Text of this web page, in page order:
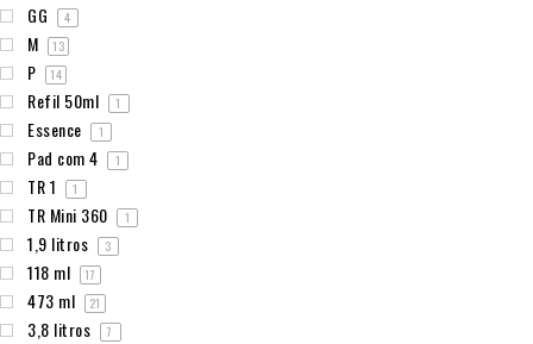
GG 4
M 13
P 14
Refil 50ml 1
Essence 1
Pad com 4 1
TR 1 1
TR Mini 360 1
1,9 litros 3
118 ml 17
473 ml 21
3,8 litros 7